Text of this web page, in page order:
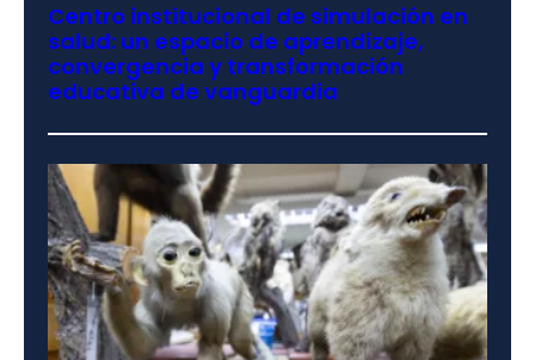
Centro institucional de simulación en
salud: un espacio de aprendizaje,
convergencia y transformación
educativa de vanguardia